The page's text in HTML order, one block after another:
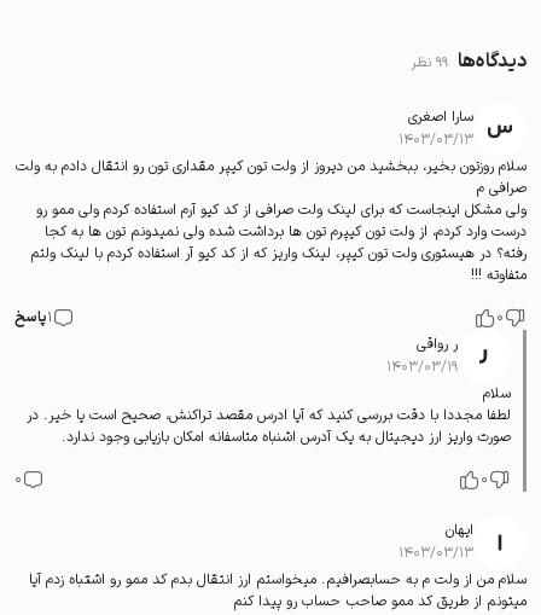
دیدگاه‌ها 99 نظر
سارا اصغری
۱۴۰۳/۰۳/۱۳
سلام روزتون بخیر، ببخشید من دیروز از ولت تون کیپر مقداری تون رو انتقال دادم به ولت
صرافی م
ولی مشکل اینجاست که برای لینک ولت صرافی از کد کیو آرم استفاده کردم ولی ممو رو
درست وارد کردم، از ولت تون کیپرم تون ها برداشت شده ولی نمیدونم تون ها به کجا
رفته؟ در هیستوری ولت تون کیپر، لینک واریز که از کد کیو آر استفاده کردم با لینک ولتم
متفاوته !!!
0
1پاسخ
ر رواقی
۱۴۰۳/۰۳/۱۹
سلام
لطفا مجددا با دقت بررسی کنید که آیا ادرس مقصد تراکنش، صحیح است یا خیر. در
صورت واریز ارز دیجیتال به یک آدرس اشنباه متاسفانه امکان بازیابی وجود ندارد.
0
0
ایهان
۱۴۰۳/۰۳/۱۳
سلام من از ولت م به حسابصرافیم. میخواستم ارز انتقال بدم کد ممو رو اشتباه زدم آیا
میتونم از طریق کد ممو صاحب حساب رو پیدا کنم